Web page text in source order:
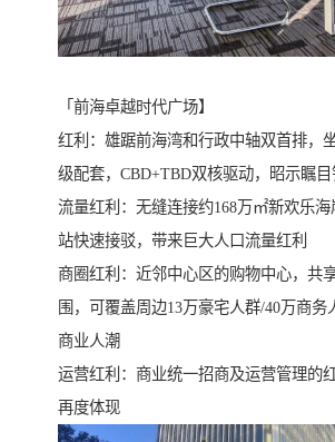
「前海卓越时代广场】
红利：雄踞前海湾和行政中轴双首排，
级配套，CBD+TBD双核驱动，昭示瞩
流量红利：无缝连接约168万㎡新欢乐
站快速接驳，带来巨大人口流量红利
商圈红利：近邻中心区的购物中心，共
围，可覆盖周边13万豪宅人群/40万商务
商业人潮
运营红利：商业统一招商及运营管理的
再度体现